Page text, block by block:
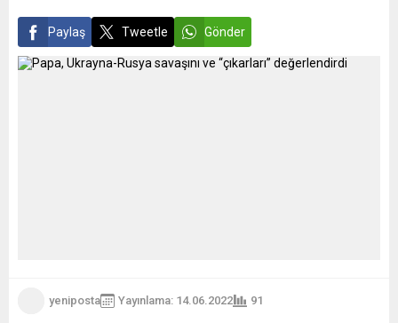
Paylaş Tweetle Gönder
yeniposta Yayınlama: 14.06.2022 91